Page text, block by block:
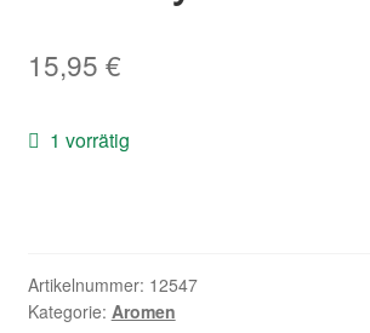
Basen & Nikotin
Nikotintabelle
15,95 €
1 vorrätig
Artikelnummer: 12547
Kategorie: Aromen